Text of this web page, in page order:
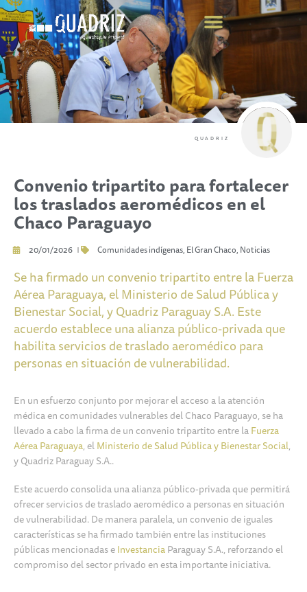
QUADRIZ
Convenio tripartito para fortalecer
los traslados aeromédicos en el
Chaco Paraguayo
20/01/2026 Comunidades indígenas, El Gran Chaco, Noticias
Se ha firmado un convenio tripartito entre la Fuerza
Aérea Paraguaya, el Ministerio de Salud Pública y
Bienestar Social, y Quadriz Paraguay S.A. Este
acuerdo establece una alianza público-privada que
habilita servicios de traslado aeromédico para
personas en situación de vulnerabilidad.
En un esfuerzo conjunto por mejorar el acceso a la atención
médica en comunidades vulnerables del Chaco Paraguayo, se ha
llevado a cabo la firma de un convenio tripartito entre laFuerza
Aérea Paraguaya, elMinisterio de Salud Pública y Bienestar Social,
y Quadriz Paraguay S.A..
Este acuerdo consolida una alianza público-privada que permitirá
ofrecer servicios de traslado aeromédico a personas en situación
de vulnerabilidad. De manera paralela, un convenio de iguales
características se ha firmado también entre las instituciones
públicas mencionadas eInvestanciaParaguay S.A., reforzando el
compromiso del sector privado en esta importante iniciativa.